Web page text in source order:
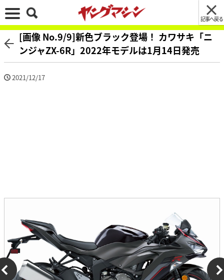
記事へ戻る
[画像 No.9/9]新色ブラック登場！ カワサキ「ニ
ンジャZX-6R」2022年モデルは1月14日発売
2021/12/17